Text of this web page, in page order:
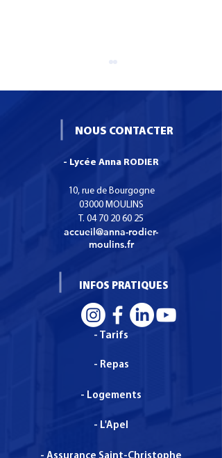
Certificat de
Spécialisation Services
Numériques aux
organisations.
NOUS CONTACTER
- Lycée Anna RODIER
10, rue de Bourgogne
03000 MOULINS
T. 04 70 20 60 25
accueil@anna-rodier-
moulins.fr
INFOS PRATIQUES
- Tarifs
- Repas
- Logements
- L'Apel